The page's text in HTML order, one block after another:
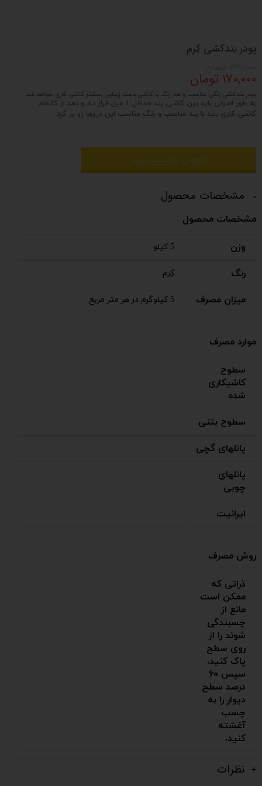
پودر بندکشی کِرم
۱۷۰,۰۰۰ تومان
پودر بندکشی رنگی مناسب و هم رنگ با کاشی باعث زیبایی بیشتر کاشی کاری خواهد شد
به طور اصولی باید بین کاشی بند حداقل 1 میل قرار داد و بعد از کاتمام
کاشی کاری باید با بند مناسب و رنگ مناسب این درزها رو پر کرد
افزودن به سبد خرید
مشخصات محصول
مشخصات محصول
وزن 5 کیلو
رنگ کِرم
میزان مصرف 5 کیلوگرم در هر متر مربع
موارد مصرف
سطوح
کاشیکاری
شده
سطوح بتنی
پانلهای گچی
پانلهای
چوبی
ایرانیت
روش مصرف
ذراتی که
ممکن است
مانع از
چسبندگی
شوند را از
روی سطح
پاک کنید،
سپس ۶۰
درصد سطح
دیوار را به
چسب
آغشته
کنید.
نظرات